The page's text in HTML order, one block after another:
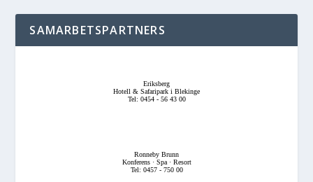
SAMARBETSPARTNERS
Eriksberg
Hotell & Safaripark i Blekinge
Tel: 0454 - 56 43 00
Ronneby Brunn
Konferens · Spa · Resort
Tel: 0457 - 750 00